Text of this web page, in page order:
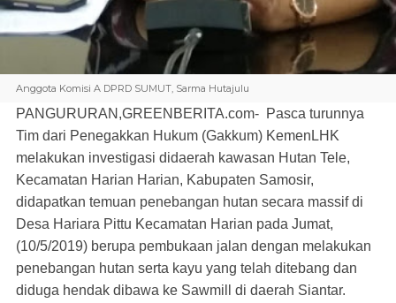
Anggota Komisi A DPRD SUMUT, Sarma Hutajulu
PANGURURAN,GREENBERITA.com- Pasca turunnya
Tim dari Penegakkan Hukum (Gakkum) KemenLHK
melakukan investigasi didaerah kawasan Hutan Tele,
Kecamatan Harian Harian, Kabupaten Samosir,
didapatkan temuan penebangan hutan secara massif di
Desa Hariara Pittu Kecamatan Harian pada Jumat,
(10/5/2019) berupa pembukaan jalan dengan melakukan
penebangan hutan serta kayu yang telah ditebang dan
diduga hendak dibawa ke Sawmill di daerah Siantar.